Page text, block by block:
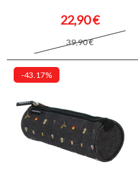
22,90 €
39,90 €
-43.17%